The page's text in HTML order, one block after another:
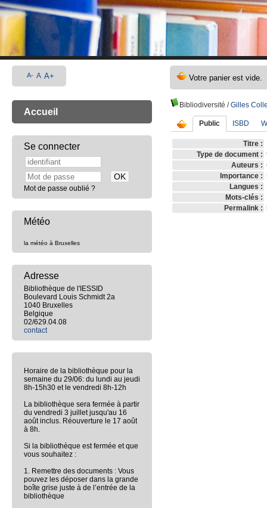
Bibliodiversité /Gilles
Public ISBD
Titre :
Type de document :
Auteurs :
Importance :
Langues :
Mots-clés :
Permalink :
A- A A+
Accueil
Se connecter
Mot de passe oublié ?
Météo
la météo à Bruxelles
Adresse
Bibliothèque de l'IESSID
Boulevard Louis Schmidt 2a
1040 Bruxelles
Belgique
02/629.04.08
contact
Horaire de la bibliothèque pour la
semaine du 29/06: du lundi au jeudi
8h-15h30 et le vendredi 8h-12h
La bibliothèque sera fermée à partir
du vendredi 3 juillet jusqu'au 16
août inclus. Réouverture le 17 août
à 8h.
Si la bibliothèque est fermée et que
vous souhaitez :
1. Remettre des documents : Vous
pouvez les déposer dans la grande
boîte grise juste à de l’entrée de la
bibliothèque